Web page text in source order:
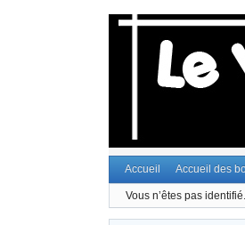
Accueil Accueil des
Vous n’êtes pas identifié.